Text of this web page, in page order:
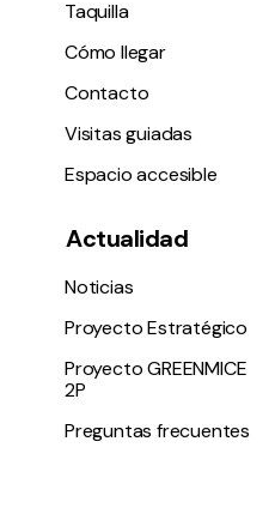
Taquilla
Cómo llegar
Contacto
Visitas guiadas
Espacio accesible
Actualidad
Noticias
Proyecto Estratégico
Proyecto GREENMICE
2P
Preguntas frecuentes